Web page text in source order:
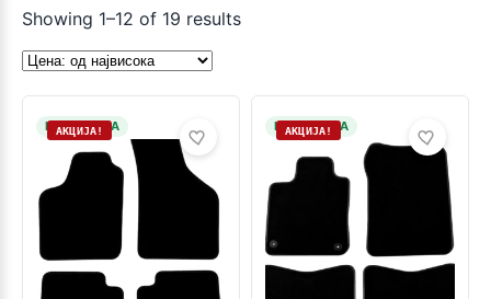
Showing 1–12 of 19 results
НА ЗАЛИХА
АКЦИЈА! НА ЗАЛИХА
АКЦИЈА!